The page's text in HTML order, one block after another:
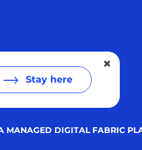
Stay here
MANAGED DIGITAL FABRIC